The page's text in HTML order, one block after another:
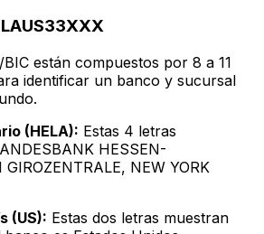
están compuestos por 8 a 11
identificar un banco y sucursal
(HELA): Estas 4 letras
HESSEN-
GIROZENTRALE, NEW YORK
(US): Estas dos letras muestran